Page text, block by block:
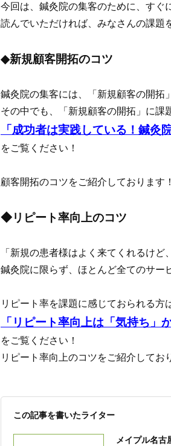
今回は、鍼灸院の集客のために、すぐ
読んでいただければ、みなさんの課題
◆新規顧客開拓のコツ
鍼灸院の集客には、「新規顧客の開拓
その中でも、
「新規顧客の開拓」に課
「成功者は実践している！鍼灸
をご覧ください！
顧客開拓のコツをご紹介しております！
◆リピート率向上のコツ
「新規の患者様はよく来てくれるけど
鍼灸院に限らず、ほとんど全てのサー
リピート率を課題に感じておられる方
「リピート率向上は「気持ち」
をご覧ください！
リピート率向上のコツをご紹介してお
この記事を書いたライター
メイプル名古